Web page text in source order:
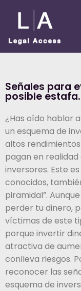
Señales para
posible estafa.
¿Has oído hablar
un esquema de
altos
pagan en realidad
inversores. Este
conocidos,
piramidal”.
perder tu dinero,
víctimas de este
porque invertir
atractiva de
conlleva riesgos.
reconocer las
esquema de